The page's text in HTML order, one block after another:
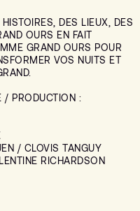
DES LIEUX, DES
OURS EN FAIT
GRAND OURS POUR
VOS NUITS ET
/ PRODUCTION :
/ CLOVIS TANGUY
RICHARDSON